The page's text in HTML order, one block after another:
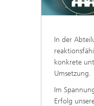
In der
konkrete
Umsetzung.
Im
Erfolg